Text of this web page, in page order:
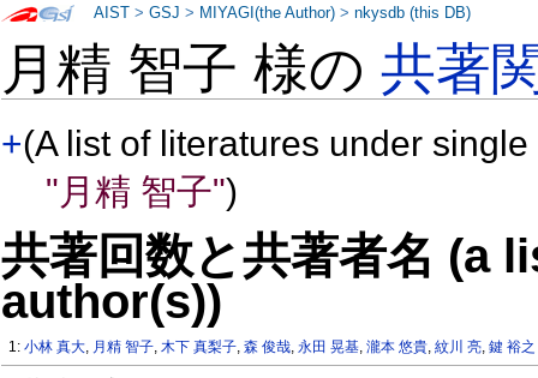
月精 智子 様の共著
+(A list of literatures under
"月精 智子")
共著回数と共著者名 (a
author(s))
1:小林 真大, 月精 智子,木下 真梨子,森 俊哉,永田 晃基,瀧本 悠貴,紋川 亮,鍵 裕之
AIST >GSJ > MIYAGI(the Author) >nkysdb (this DB)